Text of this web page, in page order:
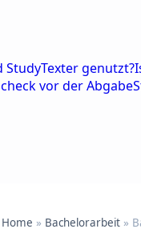
genutzt?
vor der Abgabe
Home » Bachelorarbeit »